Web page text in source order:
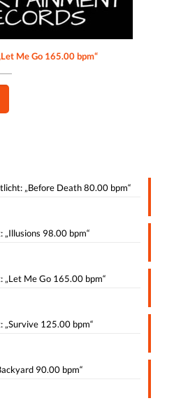
Me Go 165.00 bpm“
„Before Death 80.00 bpm“
„Illusions 98.00 bpm“
„Let Me Go 165.00 bpm“
„Survive 125.00 bpm“
90.00 bpm“